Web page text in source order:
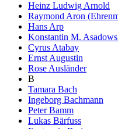
Heinz Ludwig Arnold
Raymond Aron
Hans Arp
Konstantin M.
Cyrus Atabay
Ernst Augustin
Rose Ausländer
B
Tamara Bach
Ingeborg Bachmann
Peter Bamm
Lukas Bärfuss